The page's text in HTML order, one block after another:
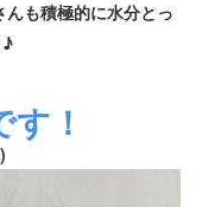
も積極的に水分とっ
！